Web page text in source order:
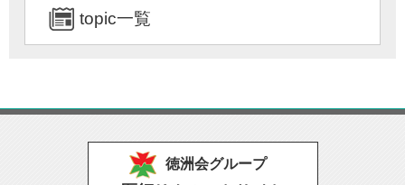
topic一覧
徳洲会グループ